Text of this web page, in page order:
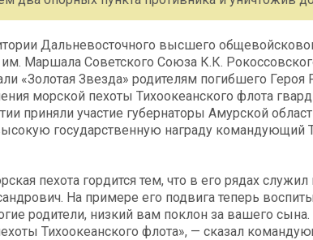
Дальневосточного высшего
Маршала Советского Союза К.К.
«Золотая Звезда» родителям погибшего
морской пехоты Тихоокеанского флота
приняли участие губернаторы Амурской
государственную награду командующий
пехота гордится тем, что в его рядах служил
На примере его подвига теперь
родители, низкий вам поклон за вашего сына.
Тихоокеанского флота», — сказал